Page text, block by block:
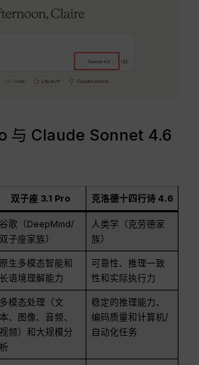
与 Claude Sonnet 4.6
双子座 3.1 Pro 克洛德十四行诗 4.6
谷歌（DeepMind/
双子座家族）
人类学（克劳德家
族）
原生多模态智能和
长语境理解能力
可靠性、推理一致
性和实际执行力
多模态处理（文
本、图像、音频、
视频）和大规模分
析
稳定的推理能力、
编码质量和计算机/
自动化任务